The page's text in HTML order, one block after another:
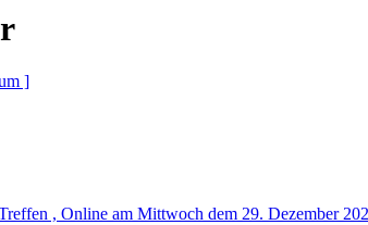
]
, Online am Mittwoch dem 29. Dezember